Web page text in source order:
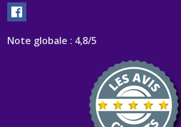
Note globale : 4,8/5